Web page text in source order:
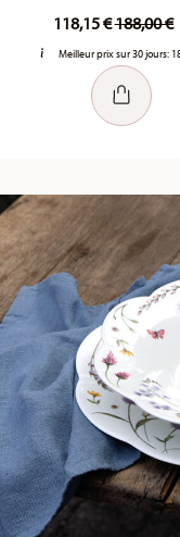
118,15 €Price
188,00 €to
Meilleur prix sur 30 jours: